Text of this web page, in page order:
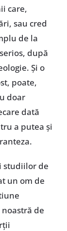
care,
sau cred
de la
după
Și o
poate,
doar
dată
a putea și
studiilor de
un om de
de